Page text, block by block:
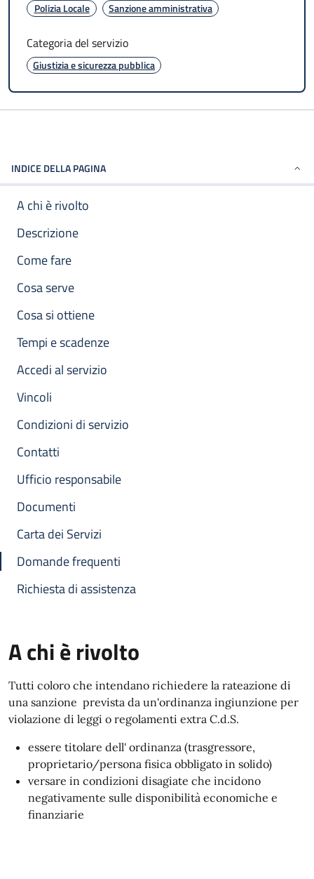
Polizia Locale Sanzione amministrativa
Categoria del servizio
Giustizia e sicurezza pubblica
INDICE DELLA PAGINA
A chi è rivolto
Descrizione
Come fare
Cosa serve
Cosa si ottiene
Tempi e scadenze
Accedi al servizio
Vincoli
Condizioni di servizio
Contatti
Ufficio responsabile
Documenti
Carta dei Servizi
Domande frequenti
Richiesta di assistenza
A chi è rivolto
Tutti coloro che intendano richiedere la rateazione di
una sanzione prevista da un'ordinanza ingiunzione per
violazione di leggi o regolamenti extra C.d.S.
essere titolare dell' ordinanza (trasgressore,
proprietario/persona fisica obbligato in solido)
versare in condizioni disagiate che incidono
negativamente sulle disponibilità economiche e
finanziarie